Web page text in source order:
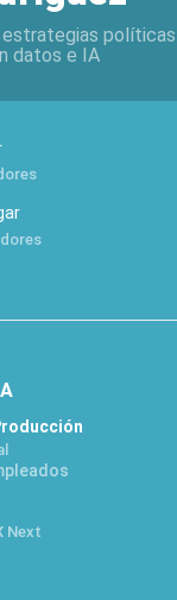
estrategias políticas
datos e IA
Next